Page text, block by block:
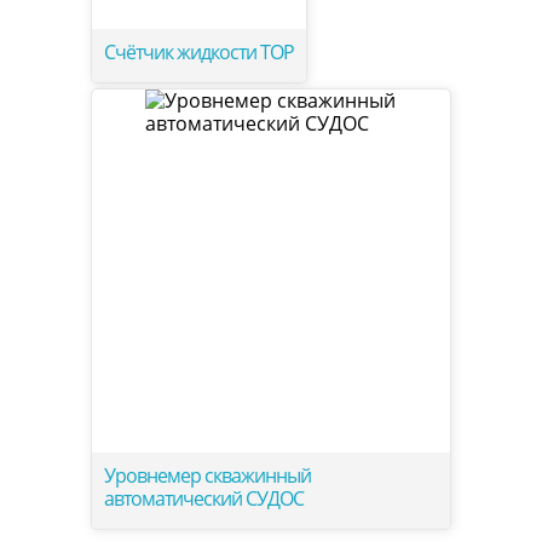
Счётчик жидкости ТОР
Уровнемер скважинный
автоматический СУДОС